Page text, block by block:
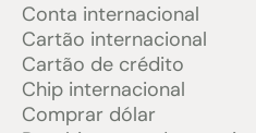
Conta internacional
Cartão internacional
Cartão de crédito
Chip internacional
Comprar dólar